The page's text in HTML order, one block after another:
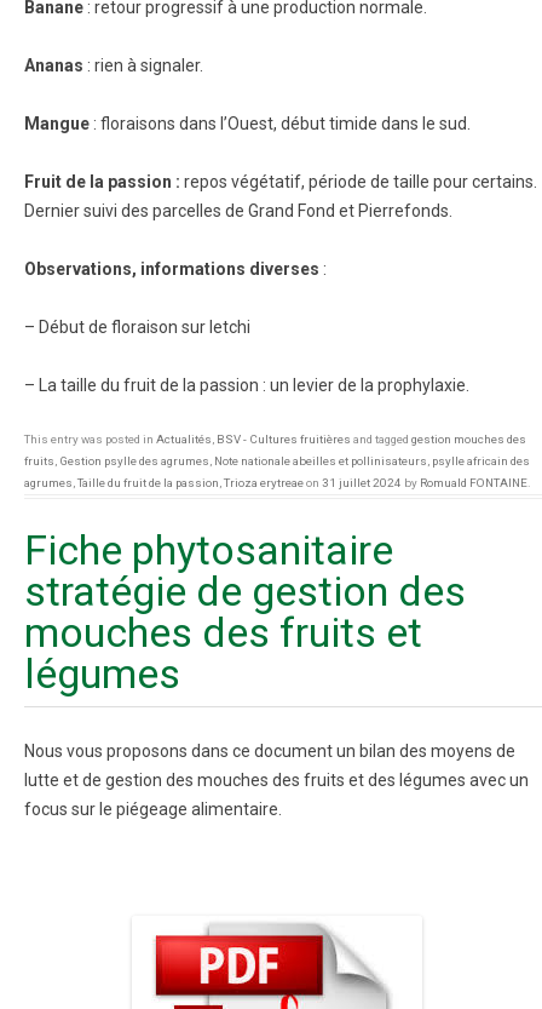
Banane : retour progressif à une production normale.
Ananas : rien à signaler.
Mangue : floraisons dans l’Ouest, début timide dans le sud.
Fruit de la passion : repos végétatif, période de taille pour certains.
Dernier suivi des parcelles de Grand Fond et Pierrefonds.
Observations, informations diverses :
– Début de floraison sur letchi
– La taille du fruit de la passion : un levier de la prophylaxie.
This entry was posted in Actualités BSV - Cultures fruitières and tagged gestion mouches des
fruits Gestion psylle des agrumes Note nationale abeilles et pollinisateurs psylle africain des
agrumes Taille du fruit de la passion Trioza erytreaeon 31 juillet 2024 by Romuald FONTAINE
Fiche phytosanitaire
stratégie de gestion des
mouches des fruits et
légumes
Nous vous proposons dans ce document un bilan des moyens de
lutte et de gestion des mouches des fruits et des légumes avec un
focus sur le piégeage alimentaire.